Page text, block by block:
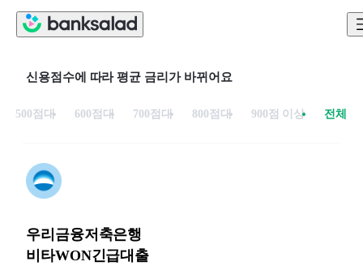
신용점수에 따라 평균 금리가 바뀌어요
500점대 600점대 700점대 800점대 900점 이상 전체
우리금융저축은행
비타WON긴급대출